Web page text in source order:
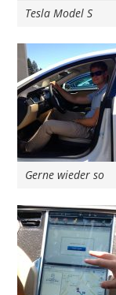
Tesla Model S
Gerne wieder so